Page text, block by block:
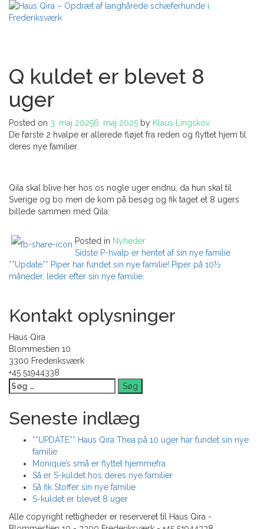
Skip
Q kuldet er blevet 8
uger
Posted on 3. maj 20256. maj 2025 by Klaus Lingskov
De første 2 hvalpe er allerede fløjet fra reden og flyttet hjem til
deres nye familier.
Qila skal blive her hos os nogle uger endnu, da hun skal til
Sverige og bo men de kom på besøg og fik taget et 8 ugers
billede sammen med Qila.
Posted in Nyheder
Indlægsnavigation
Sidste P-hvalp er hentet af sin nye familie
**Update** Piper har fundet sin nye familie! Piper på 10½
måneder, leder efter sin nye familie.
Kontakt oplysninger
Haus Qira
Blommestien 10
3300 Frederiksværk
+45 51944338
Søg
efter:
Seneste indlæg
**UPDATE** Haus Qira Thea på 10 uger har fundet sin nye
familie
Monique’s små er flyttet hjemmefra
Så er S-kuldet hos deres nye familier
Så fik Stoffer sin nye familie
S-kuldet er blevet 8 uger
Alle copyright rettigheder er reserveret til Haus Qira -